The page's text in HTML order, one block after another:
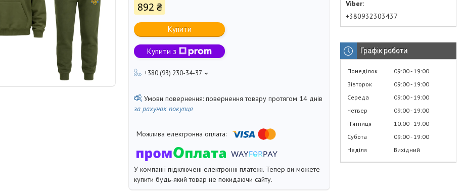
892 ₴
Купити
Купити з
+380 (93) 230-34-37
повернення товару протягом 14 днів
за рахунок покупця
У компанії підключені електронні платежі. Тепер ви можете
купити будь-який товар не покидаючи сайту.
+380932303437
Графік роботи
Понеділок 09:00 19:00
Вівторок
09:00 19:00
Середа
09:00 19:00
Четвер
09:00 19:00
Пʼятниця
10:00 19:00
Субота
09:00 19:00
Неділя
Вихідний